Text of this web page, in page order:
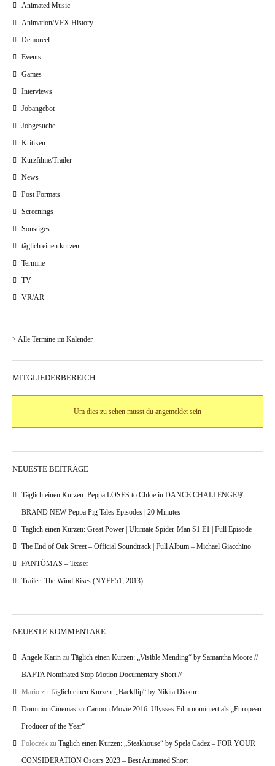
Animated Music
Animation/VFX History
Demoreel
Events
Games
Interviews
Jobangebot
Jobgesuche
Kritiken
Kurzfilme/Trailer
News
Post Formats
Screenings
Sonstiges
täglich einen kurzen
Termine
TV
VR/AR
> Alle Termine im Kalender
MITGLIEDERBEREICH
Um dies zu sehen musst du angemeldet sein
NEUESTE BEITRÄGE
Täglich einen Kurzen: Peppa LOSES to Chloe in DANCE CHALLENGE!💃
BRAND NEW Peppa Pig Tales Episodes | 20 Minutes
Täglich einen Kurzen: Great Power | Ultimate Spider-Man S1 E1 | Full Episode
The End of Oak Street – Official Soundtrack | Full Album – Michael Giacchino
FANTÔMAS – Teaser
Trailer: The Wind Rises (NYFF51, 2013)
NEUESTE KOMMENTARE
Angele Karin zu Täglich einen Kurzen: „Visible Mending“ by Samantha Moore //
BAFTA Nominated Stop Motion Documentary Short //
Mario zu Täglich einen Kurzen: „Backflip“ by Nikita Diakur
DominionCinemas zu Cartoon Movie 2016: Ulysses Film nominiert als „European
Producer of the Year“
Poloczek zu Täglich einen Kurzen: „Steakhouse“ by Spela Cadez – FOR YOUR
CONSIDERATION Oscars 2023 – Best Animated Short